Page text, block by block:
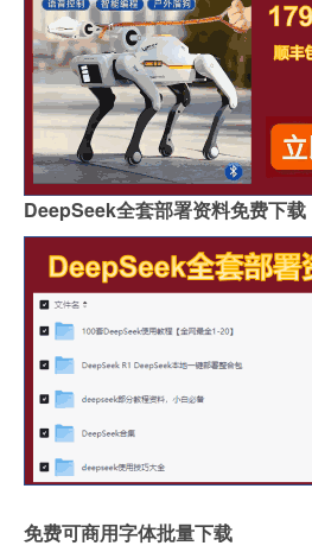
DeepSeek全套部署资料免费下载
免费可商用字体批量下载